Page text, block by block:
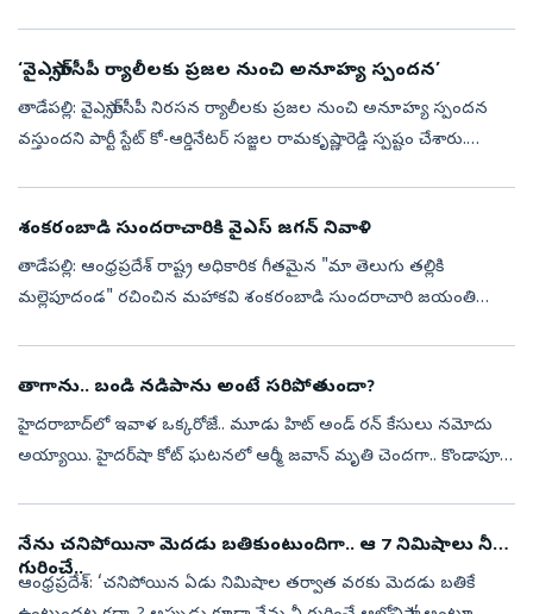
‘వైఎస్సార్‌సీపీ ర్యాలీలకు ప్రజల నుంచి అనూహ్య స్పందన’
తాడేపల్లి: వైఎస్సార్‌సీపీ నిరసన ర్యాలీలకు ప్రజల నుంచి అనూహ్య స్పందన
వస్తుందని పార్టీ స్టేట్‌ కో-ఆర్డినేటర్‌ సజ్జల రామకృష్ణారెడ్డి స్పష్టం చేశారు.
శంకరంబాడి సుందరాచారికి వైఎస్‌ జగన్‌ నివాళి
తాడేపల్లి: ఆంధ్రప్రదేశ్ రాష్ట్ర అధికారిక గీతమైన "మా తెలుగు తల్లికి
మల్లెపూదండ" రచించిన మహాకవి శంకరంబాడి సుందరాచారి జయంతి
తాగాను.. బండి నడిపాను అంటే సరిపోతుందా?
హైదరాబాద్‌లో ఇవాళ ఒక్కరోజే.. మూడు హిట్‌ అండ్‌ రన్‌ కేసులు నమోదు
అయ్యాయి. హైదర్‌షా కోట్‌ ఘటనలో ఆర్మీ జవాన్‌ మృతి చెందగా.. కొండాపూర్‌
నేను చనిపోయినా మెదడు బతికుంటుందిగా.. ఆ 7 నిమిషాలు నీ
గురించే..
ఆంధ్రప్రదేశ్‌: ‘చనిపోయిన ఏడు నిమిషాల తర్వాత వరకు మెదడు బతికే